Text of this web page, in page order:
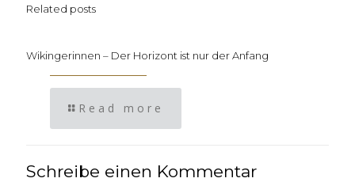
Related posts
Wikingerinnen – Der Horizont ist nur der Anfang
Read more
Schreibe einen Kommentar